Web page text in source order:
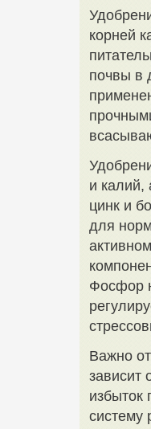
корней
почвы в
и калий,
цинк и
для
Фосфор
Важно
зависит
избыток
систему